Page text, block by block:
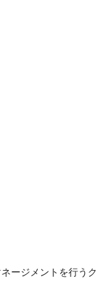
ージメントを行う